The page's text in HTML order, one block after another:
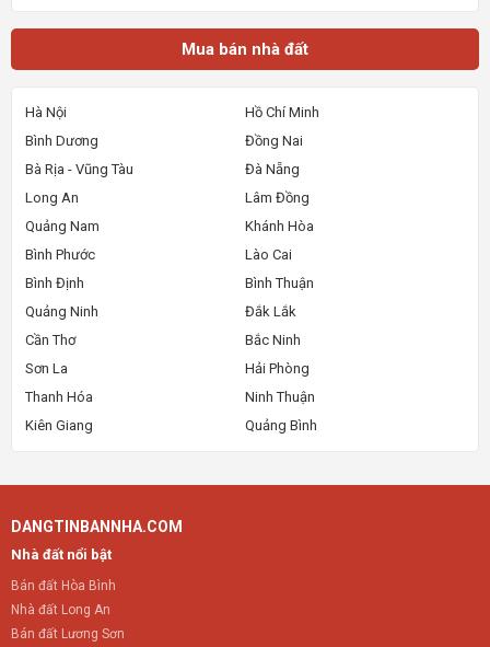
Mua bán nhà đất
Hà Nội
Hồ Chí Minh
Bình Dương
Đồng Nai
Bà Rịa - Vũng Tàu
Đà Nẵng
Long An
Lâm Đồng
Quảng Nam
Khánh Hòa
Bình Phước
Lào Cai
Bình Định
Bình Thuận
Quảng Ninh
Đắk Lắk
Cần Thơ
Bắc Ninh
Sơn La
Hải Phòng
Thanh Hóa
Ninh Thuận
Kiên Giang
Quảng Bình
DANGTINBANNHA.COM
Nhà đất nổi bật
Bán đất Hòa Bình
Nhà đất Long An
Bán đất Lương Sơn